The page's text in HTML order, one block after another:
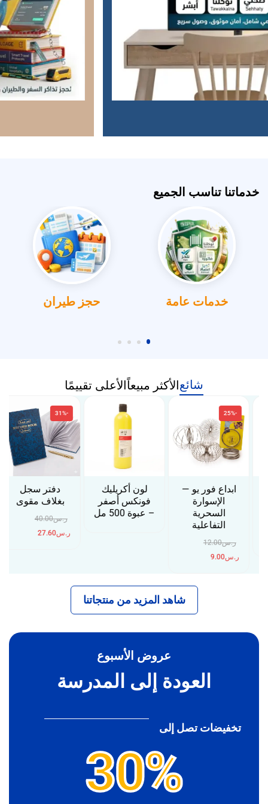
خدماتنا تناسب الجميع
خدمات عامة حجز طيران
شائعالأكثر مبيعاًالأعلى تقييمًا
ابداع فور يو —
الإسوارة
السحرية
التفاعلية
ر.س12.00
ر.س9.00
لون أكريليك
فونكس أصفر
– عبوة 500 مل
دفتر سجل
بغلاف مقوى
ر.س40.00
ر.س27.60
شاهد المزيد من منتجاتنا
عروض الأسبوع
العودة إلى المدرسة
تخفيضات تصل إلى
30%